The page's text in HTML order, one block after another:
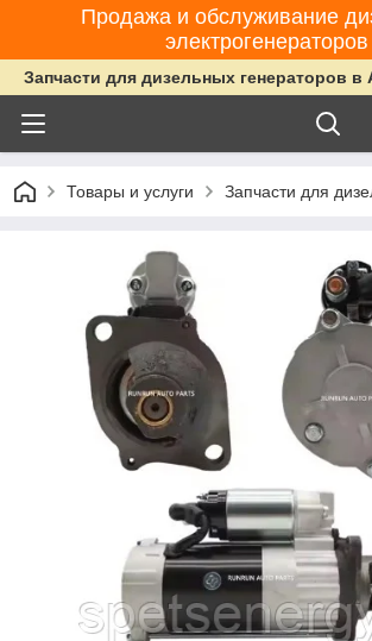
Продажа и обслуживание
электрогенераторов
Запчасти для дизельных генераторов
Товары и услуги Запчасти для